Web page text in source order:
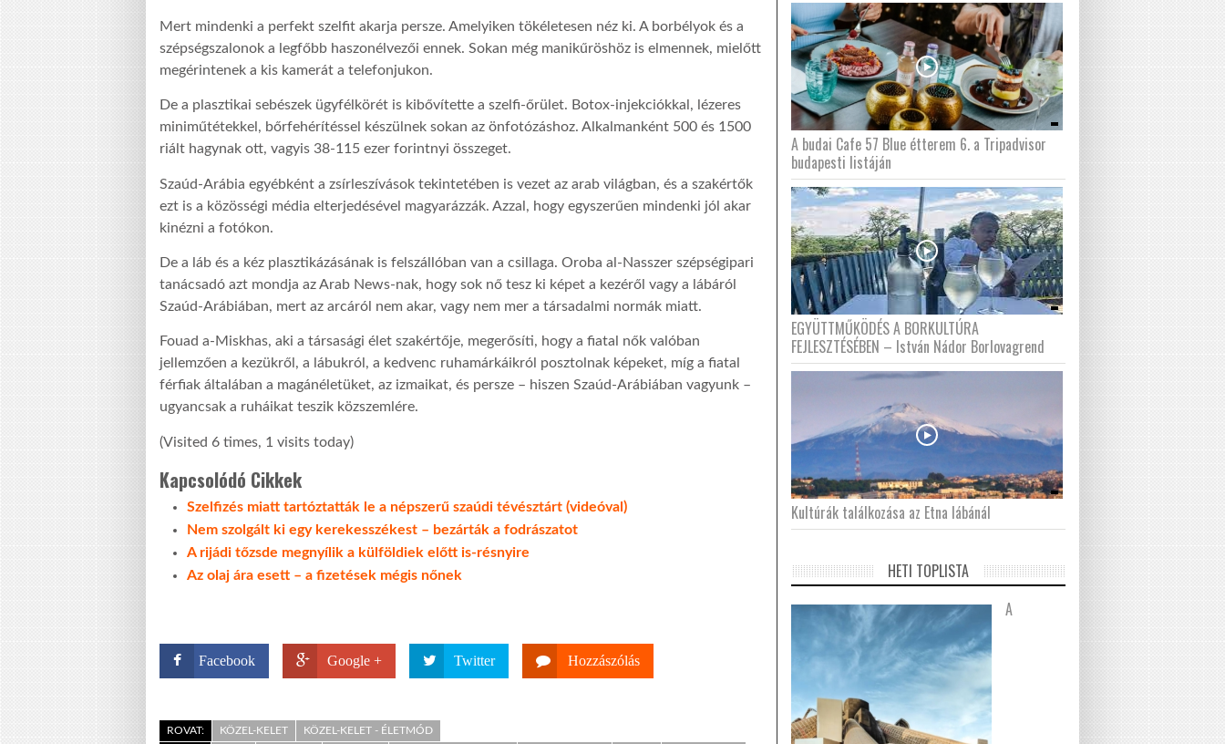
Mert mindenki a perfekt szelfit akarja persze. Amelyiken tökéletesen néz ki. A borbélyok és a
szépségszalonok a legfőbb haszonélvezői ennek. Sokan még manikűröshöz is elmennek, mielőtt
megérintenek a kis kamerát a telefonjukon.
De a plasztikai sebészek ügyfélkörét is kibővítette a szelfi-őrület. Botox-injekciókkal, lézeres
miniműtétekkel, bőrfehérítéssel készülnek sokan az önfotózáshoz. Alkalmanként 500 és 1500
riált hagynak ott, vagyis 38-115 ezer forintnyi összeget.
Szaúd-Arábia egyébként a zsírleszívások tekintetében is vezet az arab világban, és a szakértők
ezt is a közösségi média elterjedésével magyarázzák. Azzal, hogy egyszerűen mindenki jól akar
kinézni a fotókon.
De a láb és a kéz plasztikázásának is felszállóban van a csillaga. Oroba al-Nasszer szépségipari
tanácsadó azt mondja az Arab News-nak, hogy sok nő tesz ki képet a kezéről vagy a lábáról
Szaúd-Arábiában, mert az arcáról nem akar, vagy nem mer a társadalmi normák miatt.
Fouad a-Miskhas, aki a társasági élet szakértője, megerősíti, hogy a fiatal nők valóban
jellemzően a kezükről, a lábukról, a kedvenc ruhamárkáikról posztolnak képeket, míg a fiatal
férfiak általában a magánéletüket, az izmaikat, és persze – hiszen Szaúd-Arábiában vagyunk –
ugyancsak a ruháikat teszik közszemlére.
(Visited 6 times, 1 visits today)
Kapcsolódó Cikkek
Szelfizés miatt tartóztatták le a népszerű szaúdi tévésztárt (videóval)
Nem szolgált ki egy kerekesszékest – bezárták a fodrászatot
A rijádi tőzsde megnyílik a külföldiek előtt is-résnyire
Az olaj ára esett – a fizetések mégis nőnek
Facebook Google + Twitter Hozzászólás
ROVAT: KÖZEL-KELET
KÖZEL-KELET - ÉLETMÓD
A budai Cafe 57 Blue étterem 6. a Tripadvisor
budapesti listáján
EGYÜTTMŰKÖDÉS A BORKULTÚRA
FEJLESZTÉSÉBEN – István Nádor Borlovagrend
Kultúrák találkozása az Etna lábánál
HETI TOPLISTA
A